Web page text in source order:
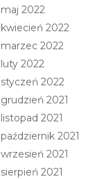
maj 2022
kwiecień 2022
marzec 2022
luty 2022
styczeń 2022
grudzień 2021
listopad 2021
październik 2021
wrzesień 2021
sierpień 2021